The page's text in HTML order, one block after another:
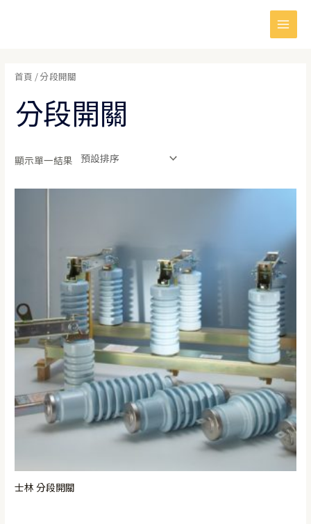
Main
Menu
首頁 / 分段開關
分段開關
顯示單一結果
士林 分段開關